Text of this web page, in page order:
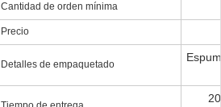
Cantidad de orden mínima
Precio
Detalles de empaquetado